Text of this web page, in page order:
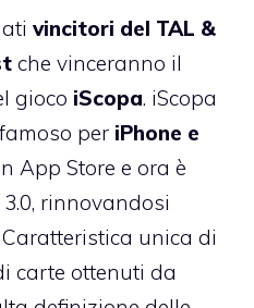
vincitori del TAL &
che vinceranno il
gioco iScopa. iScopa
per iPhone e
App Store e ora è
rinnovandosi
unica di
carte ottenuti da